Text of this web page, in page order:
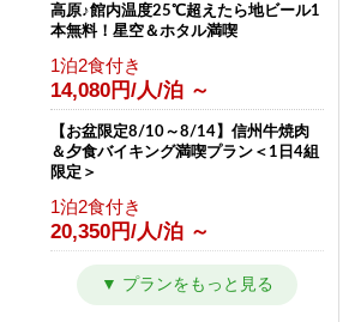
限定217号室滞在 【ミドルクラス】
1泊2食付き
11,000円/人/泊 ～
お一人様 宿泊プラン
1泊2食付き
14,900円/人/泊 ～
高原♪館内温度25℃超えたら地ビール1
本無料！星空＆ホタル満喫
1泊2食付き
14,080円/人/泊 ～
【お盆限定8/10～8/14】信州牛焼肉
＆夕食バイキング満喫プラン＜1日4組
限定＞
1泊2食付き
20,350円/人/泊 ～
【冬／１泊２食】志賀高原一の瀬スキ
ー場徒歩１分！ホテルジャパン志賀ス